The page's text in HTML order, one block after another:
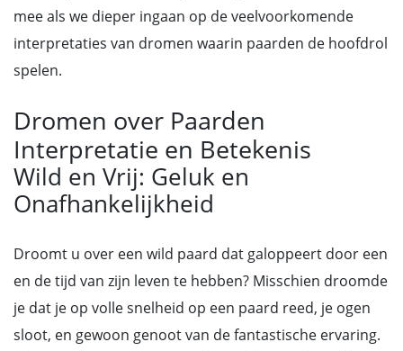
mee als we dieper ingaan op de veelvoorkomende
interpretaties van dromen waarin paarden de hoofdrol
spelen.
Dromen over Paarden
Interpretatie en Betekenis
Wild en Vrij: Geluk en
Onafhankelijkheid
Droomt u over een wild paard dat galoppeert door een
en de tijd van zijn leven te hebben? Misschien droomde
je dat je op volle snelheid op een paard reed, je ogen
sloot, en gewoon genoot van de fantastische ervaring.